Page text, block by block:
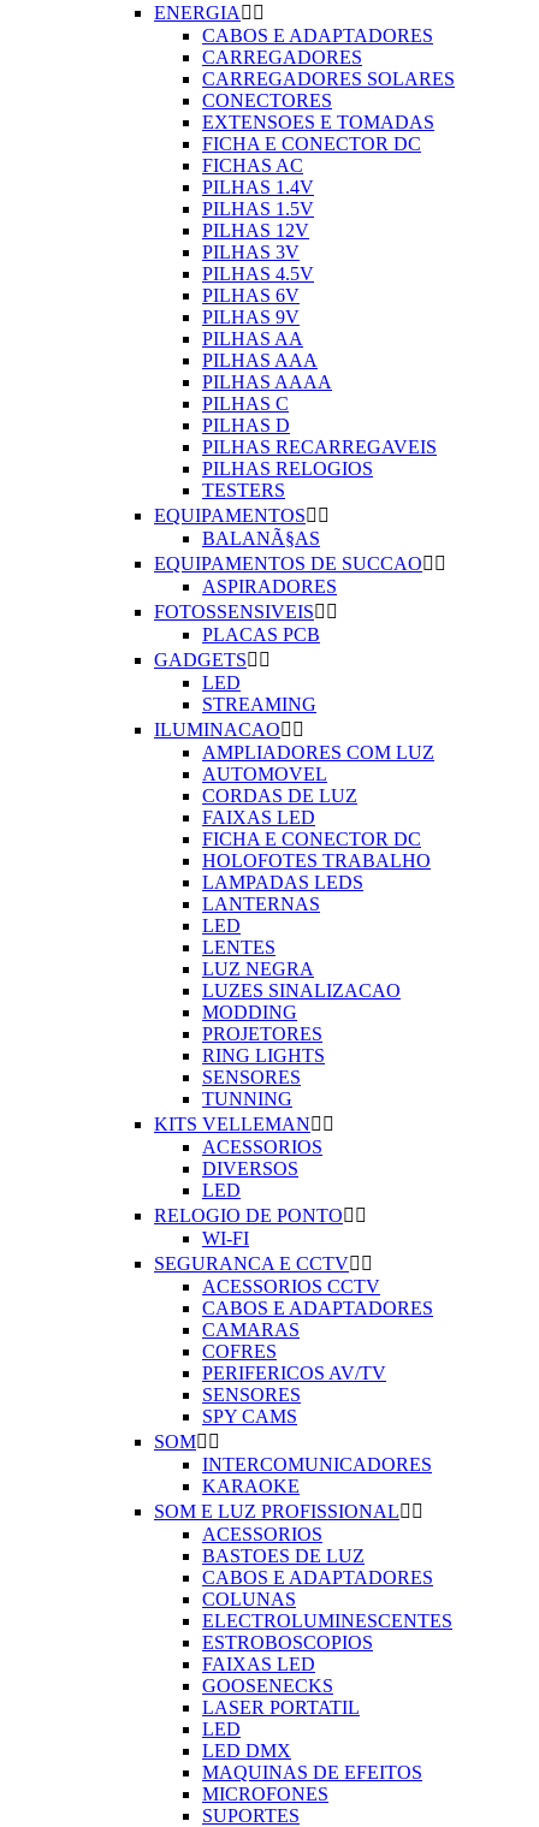
ENERGIA  
CABOS E ADAPTADORES
CARREGADORES
CARREGADORES SOLARES
CONECTORES
EXTENSOES E TOMADAS
FICHA E CONECTOR DC
FICHAS AC
PILHAS 1.4V
PILHAS 1.5V
PILHAS 12V
PILHAS 3V
PILHAS 4.5V
PILHAS 6V
PILHAS 9V
PILHAS AA
PILHAS AAA
PILHAS AAAA
PILHAS C
PILHAS D
PILHAS RECARREGAVEIS
PILHAS RELOGIOS
TESTERS
EQUIPAMENTOS 
BALANÃ§AS
EQUIPAMENTOS DE SUCCAO 
ASPIRADORES
FOTOSSENSIVEIS 
PLACAS PCB
GADGETS 
LED
STREAMING
ILUMINACAO 
AMPLIADORES COM LUZ
AUTOMOVEL
CORDAS DE LUZ
FAIXAS LED
FICHA E CONECTOR DC
HOLOFOTES TRABALHO
LAMPADAS LEDS
LANTERNAS
LED
LENTES
LUZ NEGRA
LUZES SINALIZACAO
MODDING
PROJETORES
RING LIGHTS
SENSORES
TUNNING
KITS VELLEMAN 
ACESSORIOS
DIVERSOS
LED
RELOGIO DE PONTO 
WI-FI
SEGURANCA E CCTV 
ACESSORIOS CCTV
CABOS E ADAPTADORES
CAMARAS
COFRES
PERIFERICOS AV/TV
SENSORES
SPY CAMS
SOM 
INTERCOMUNICADORES
KARAOKE
SOM E LUZ PROFISSIONAL 
ACESSORIOS
BASTOES DE LUZ
CABOS E ADAPTADORES
COLUNAS
ELECTROLUMINESCENTES
ESTROBOSCOPIOS
FAIXAS LED
GOOSENECKS
LASER PORTATIL
LED
LED DMX
MAQUINAS DE EFEITOS
MICROFONES
SUPORTES